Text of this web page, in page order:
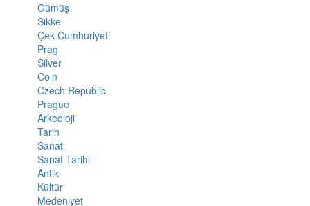
Gümüş
Sikke
Çek Cumhuriyeti
Prag
Silver
Coin
Czech Republic
Prague
Arkeoloji
Tarih
Sanat
Sanat Tarihi
Antik
Kültür
Medeniyet